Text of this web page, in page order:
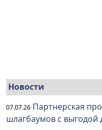
Новости
07.07.26 Партнерская
шлагбаумов с выгодой